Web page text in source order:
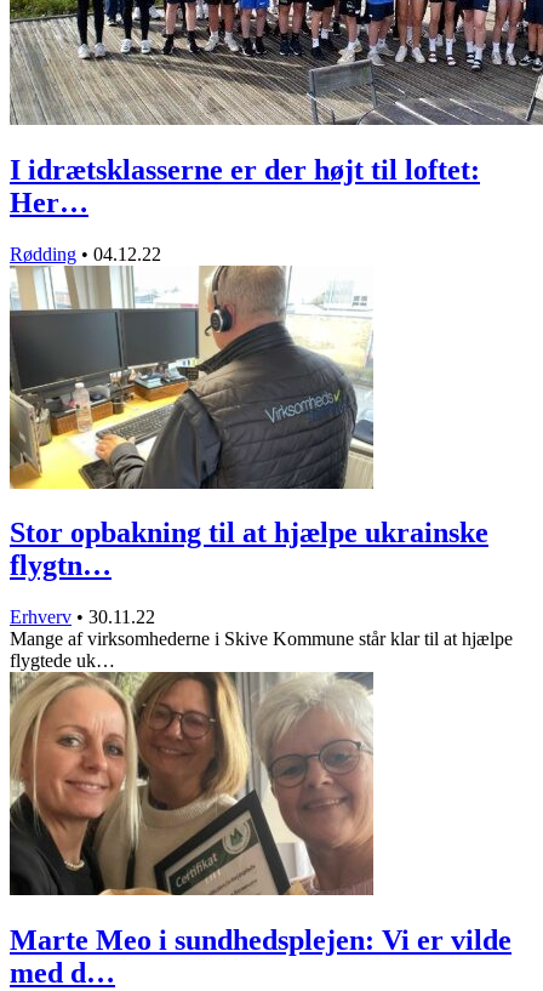
I idrætsklasserne er der højt til loftet:
Her…
Rødding • 04.12.22
Stor opbakning til at hjælpe ukrainske
flygtn…
Erhverv • 30.11.22
Mange af virksomhederne i Skive Kommune står klar til at hjælpe
flygtede uk…
Marte Meo i sundhedsplejen: Vi er vilde
med d…